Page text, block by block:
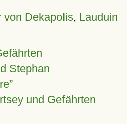
von Dekapolis, Lauduin
Stephan
und Gefährten